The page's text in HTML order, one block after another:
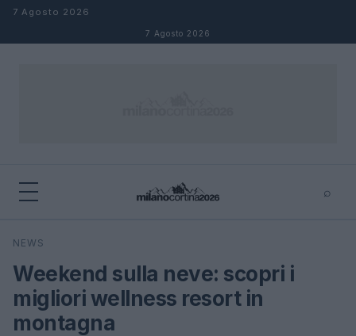
Salta al contenuto
7 Agosto 2026
7 Agosto 2026
⌕
Cerca
NEWS
Weekend sulla neve: scopri i
migliori wellness resort in
montagna